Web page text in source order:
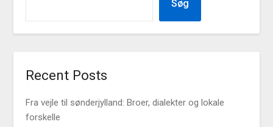
Søg
Recent Posts
Fra vejle til sønderjylland: Broer, dialekter og lokale
forskelle